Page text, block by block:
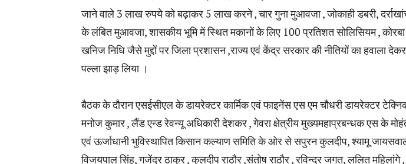
जाने वाले 3 लाख रुपये को बढ़ाकर 5 लाख करने , चार गुना मुआवजा , जोकाही डबरी,
के लंबित मुआवजा, शासकीय भूमि में स्थित मकानों के लिए 100 प्रतिशत सोलिसियम ,
खनिज निधि जैसे मुद्दों पर जिला प्रशासन ,राज्य एवं केंद्र सरकार की नीतियों का हवाला
पल्ला झाड़ लिया ।
बैठक के दौरान एसईसीएल के डायरेक्टर कार्मिक एवं फाइनेंस एस एम चौधरी डायरेक्टर
मनोज कुमार , लैंड एन्ड रेवन्यू अधिकारी देशकर , गेवरा क्षेत्रीय मुख्यमहाप्रबन्धक एस के
एवं ऊर्जाधानी भुविस्थापित किसान कल्याण समिति के ओर से सपुरन कुलदीप, श्यामू
विजयपाल सिंह, गजेंद्र ठाकुर , कुलदीप राठौर ,संतोष राठौर , रविन्द्र जगत, ललित